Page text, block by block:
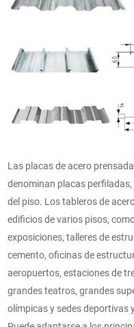
Las placas de acero
denominan placas
del piso. Los tableros de
edificios de varios pisos,
exposiciones, talleres de
cemento, oficinas de
aeropuertos, estaciones de
grandes teatros, grandes
olímpicas y sedes deportivas